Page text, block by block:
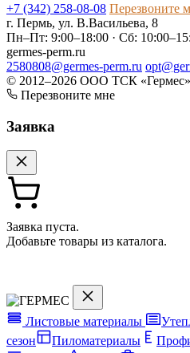
+7 (342) 258-08-08 Перезвоните
г. Пермь, ул. В.Васильева, 8
Пн–Пт: 9:00–18:00 · Сб:
germes-perm.ru
2580808@germes-perm.ru
© 2012–2026 ООО ТСК
Перезвоните мне
Заявка
Заявка пуста.
Добавьте товары из каталога.
Листовые материалы
сезон
Пиломатериалы